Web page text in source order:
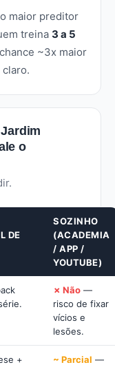
maior preditor
treina 3 a 5
~3x maior
o
DE
SOZINHO
(ACADEMIA
/ APP /
YOUTUBE)
✗ Não —
risco de fixar
vícios e
lesões.
+
~ Parcial —